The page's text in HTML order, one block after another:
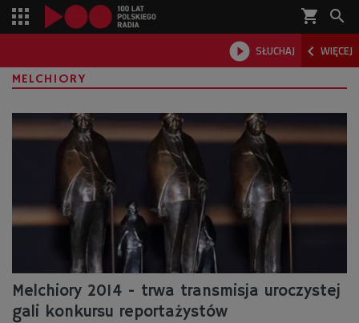
shopping_cart 
 SŁUCHAJ  WIĘCEJ

MELCHIORY
Melchiory 2014 - trwa transmisja uroczystej
gali konkursu reportażystów